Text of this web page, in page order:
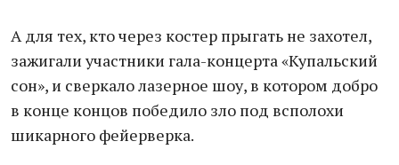
А для тех, кто через костер прыгать не захотел,
зажигали участники гала-концерта «Купальский
сон», и сверкало лазерное шоу, в котором добро
в конце концов победило зло под всполохи
шикарного фейерверка.